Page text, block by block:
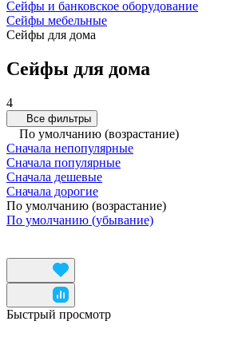
Сейфы и банковское оборудование
Сейфы мебельные
Сейфы для дома
Сейфы для дома
4
Все фильтры
По умолчанию (возрастание)
Сначала непопулярные
Сначала популярные
Сначала дешевые
Сначала дорогие
По умолчанию (возрастание)
По умолчанию (убывание)
Быстрый просмотр